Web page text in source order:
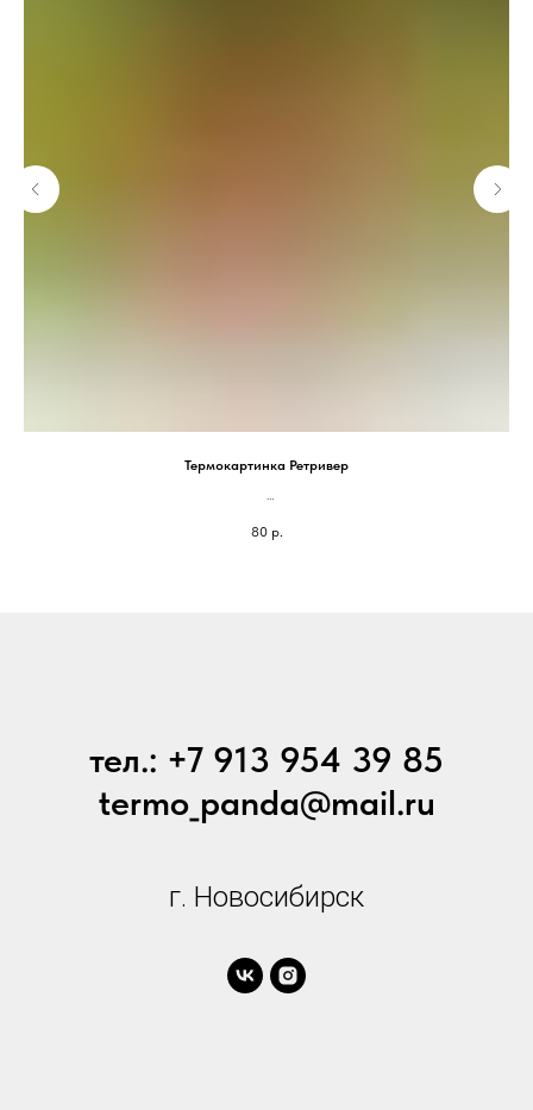
Термокартинка Ретривер
На паспорт 75*60мм - 50 руб
80 р.
тел.: +7 913 954 39 85
termo_panda@mail.ru
г. Новосибирск